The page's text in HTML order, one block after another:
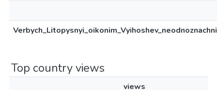
Top country views
views